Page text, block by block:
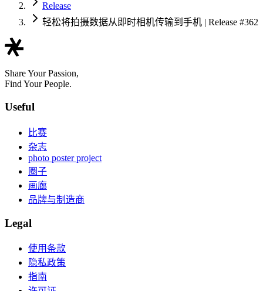
Release
轻松将拍摄数据从即时相机传输到手机 | Release #362
Share Your Passion,
Find Your People.
Useful
比赛
杂志
photo poster project
圈子
画廊
品牌与制造商
Legal
使用条款
隐私政策
指南